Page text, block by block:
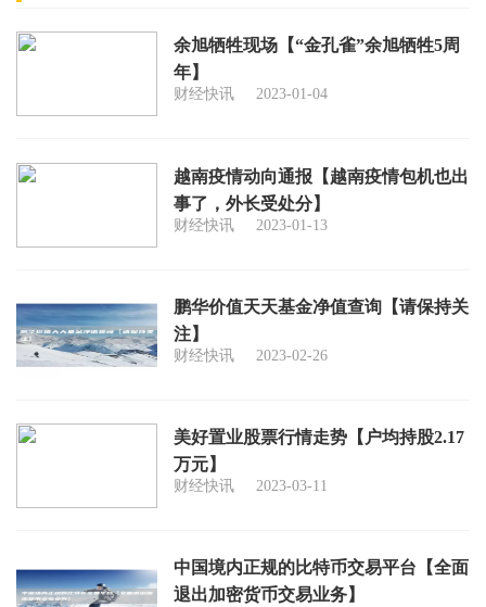
余旭牺牲现场【“金孔雀”余旭牺牲5周
年】
财经快讯 2023-01-04
越南疫情动向通报【越南疫情包机也出
事了，外长受处分】
财经快讯 2023-01-13
鹏华价值天天基金净值查询【请保持关
注】
财经快讯 2023-02-26
美好置业股票行情走势【户均持股2.17
万元】
财经快讯 2023-03-11
中国境内正规的比特币交易平台【全面
退出加密货币交易业务】